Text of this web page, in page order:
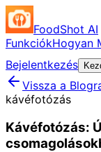
FoodShot AI
FunkciókHogyan
Bejelentkezés
Vissza a
kávéfotózás
Kávéfotózás: